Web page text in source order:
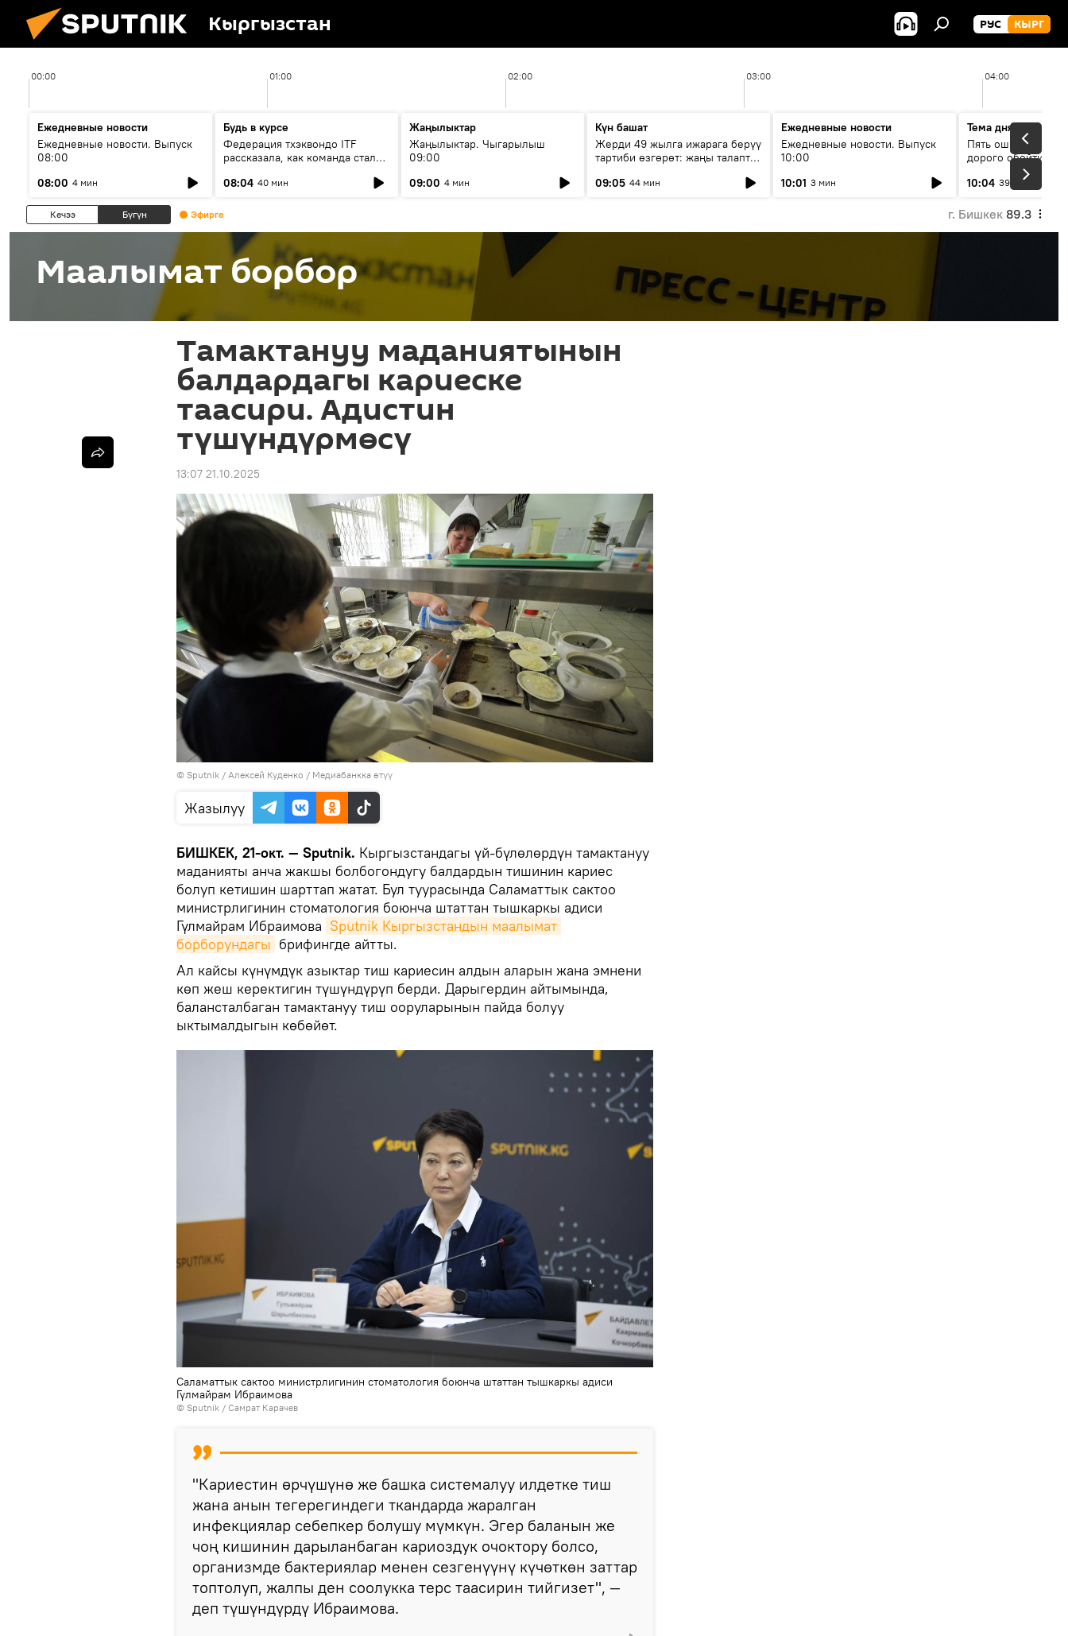
Кыргызстан РУС КЫРГ
00:00 01:00 02:00 03:00 04:00
Ежедневные новости
Ежедневные новости. Выпуск
08:00
08:00 4 мин
Будь в курсе
Федерация тхэквондо ITF
рассказала, как команда стала
08:04 40 мин
Жаңылыктар
Жаңылыктар. Чыгарылыш
09:00
09:00 4 мин
Күн башат
Жерди 49 жылга ижарага берүү
тартиби өзгөрөт: жаңы талаптар
09:05 44 мин
Ежедневные новости
Ежедневные новости. Выпуск
10:00
10:01 3 мин
Тема дня
Пять ошибок
дорого обойтись
10:04 39 мин
Кечээ Бүгүн Эфирге г. Бишкек 89.3
Маалымат борбор
Тамактануу маданиятынын
балдардагы кариеске
таасири. Адистин
түшүндүрмөсү
13:07 21.10.2025
© Sputnik / Алексей Куденко / Медиабанкка өтүү
Жазылуу
БИШКЕК, 21-окт. — Sputnik. Кыргызстандагы үй-бүлөлөрдүн тамактануу
маданияты анча жакшы болбогондугу балдардын тишинин кариес
болуп кетишин шарттап жатат. Бул туурасында Саламаттык сактоо
министрлигинин стоматология боюнча штаттан тышкаркы адиси
Гүлмайрам Ибраимова Sputnik Кыргызстандын маалымат
борборундагы брифингде айтты.
Ал кайсы күнүмдүк азыктар тиш кариесин алдын аларын жана эмнени
көп жеш керектигин түшүндүрүп берди. Дарыгердин айтымында,
балансталбаган тамактануу тиш ооруларынын пайда болуу
ыктымалдыгын көбөйөт.
Саламаттык сактоо министрлигинин стоматология боюнча штаттан тышкаркы адиси
Гүлмайрам Ибраимова
© Sputnik / Самрат Карачев
"Кариестин өрчүшүнө же башка системалуу илдетке тиш
жана анын тегерегиндеги ткандарда жаралган
инфекциялар себепкер болушу мүмкүн. Эгер баланын же
чоң кишинин дарыланбаган кариоздук очоктору болсо,
организмде бактериялар менен сезгенүүнү күчөткөн заттар
топтолуп, жалпы ден соолукка терс таасирин тийгизет", —
деп түшүндүрдү Ибраимова.